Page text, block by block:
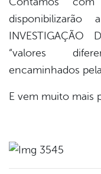
INVESTIGAÇÃO
“valores
encaminhados
E vem muito mais